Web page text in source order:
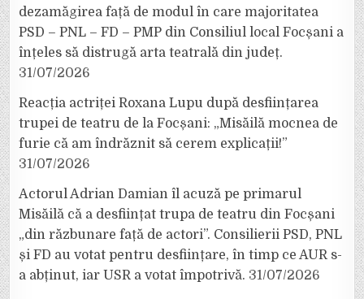
dezamăgirea față de modul în care majoritatea
PSD – PNL – FD – PMP din Consiliul local Focșani a
înțeles să distrugă arta teatrală din județ.
31/07/2026
Reacția actriței Roxana Lupu după desființarea
trupei de teatru de la Focșani: „Misăilă mocnea de
furie că am îndrăznit să cerem explicații!”
31/07/2026
Actorul Adrian Damian îl acuză pe primarul
Misăilă că a desființat trupa de teatru din Focșani
„din răzbunare față de actori”. Consilierii PSD, PNL
și FD au votat pentru desființare, în timp ce AUR s-
a abținut, iar USR a votat împotrivă. 31/07/2026